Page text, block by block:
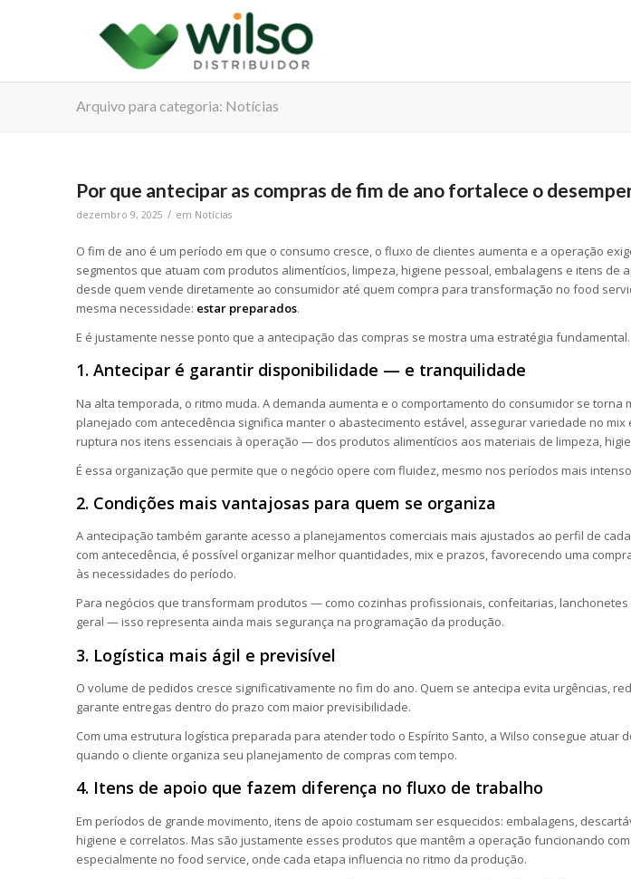
Arquivo para categoria: Notícias
Por que antecipar as compras de fim de ano fortalece o
dezembro 9, 2025 / em Notícias
O fim de ano é um período em que o consumo cresce, o fluxo de clientes aumenta e a operação
segmentos que atuam com produtos alimentícios, limpeza, higiene pessoal, embalagens e itens de
desde quem vende diretamente ao consumidor até quem compra para transformação no food
mesma necessidade: estar preparados.
E é justamente nesse ponto que a antecipação das compras se mostra uma estratégia fundamental.
1. Antecipar é garantir disponibilidade — e tranquilidade
Na alta temporada, o ritmo muda. A demanda aumenta e o comportamento do consumidor se torna
planejado com antecedência significa manter o abastecimento estável, assegurar variedade no
ruptura nos itens essenciais à operação — dos produtos alimentícios aos materiais de limpeza,
É essa organização que permite que o negócio opere com fluidez, mesmo nos períodos mais
2. Condições mais vantajosas para quem se organiza
A antecipação também garante acesso a planejamentos comerciais mais ajustados ao perfil de
com antecedência, é possível organizar melhor quantidades, mix e prazos, favorecendo uma
às necessidades do período.
Para negócios que transformam produtos — como cozinhas profissionais, confeitarias,
geral — isso representa ainda mais segurança na programação da produção.
3. Logística mais ágil e previsível
O volume de pedidos cresce significativamente no fim do ano. Quem se antecipa evita urgências,
garante entregas dentro do prazo com maior previsibilidade.
Com uma estrutura logística preparada para atender todo o Espírito Santo, a Wilso consegue atuar
quando o cliente organiza seu planejamento de compras com tempo.
4. Itens de apoio que fazem diferença no fluxo de trabalho
Em períodos de grande movimento, itens de apoio costumam ser esquecidos: embalagens,
higiene e correlatos. Mas são justamente esses produtos que mantêm a operação funcionando
especialmente no food service, onde cada etapa influencia no ritmo da produção.